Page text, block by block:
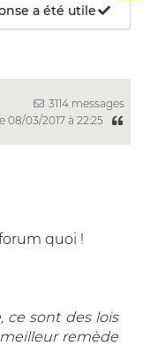
a été utile
3114 messages
08/03/2017 à 22:25
quoi !
ce sont des lois
remède